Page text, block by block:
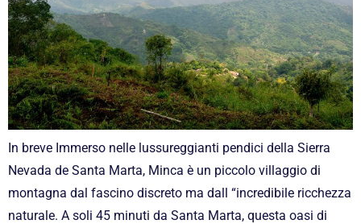
In breve Immerso nelle lussureggianti pendici della Sierra
Nevada de Santa Marta, Minca è un piccolo villaggio di
montagna dal fascino discreto ma dall “incredibile ricchezza
naturale. A soli 45 minuti da Santa Marta, questa oasi di